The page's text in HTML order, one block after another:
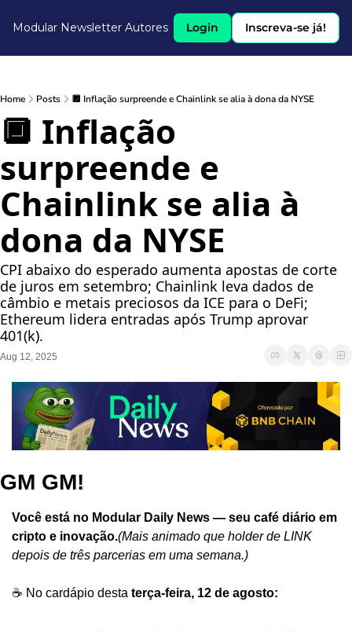
Modular Newsletter Autores Login Inscreva-se já!
Home Posts 🔲 Inflação surpreende e Chainlink se alia à dona da NYSE
🔲 Inflação
surpreende e
Chainlink se alia à
dona da NYSE
CPI abaixo do esperado aumenta apostas de corte
de juros em setembro; Chainlink leva dados de
câmbio e metais preciosos da ICE para o DeFi;
Ethereum lidera entradas após Trump aprovar
401(k).
Aug 12, 2025
GM GM!
Você está no Modular Daily News — seu café diário em
cripto e inovação.(Mais animado que holder de LINK
depois de três parcerias em uma semana.)
☕ No cardápio desta terça-feira, 12 de agosto: